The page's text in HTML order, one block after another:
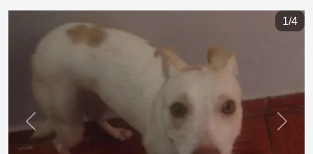
1/4
Previous Next